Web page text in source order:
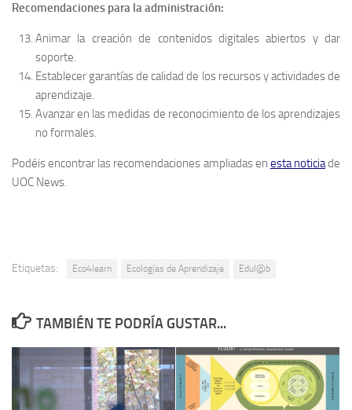
Recomendaciones para la administración:
Animar la creación de contenidos digitales abiertos y dar
soporte.
Establecer garantías de calidad de los recursos y actividades de
aprendizaje.
Avanzar en las medidas de reconocimiento de los aprendizajes
no formales.
Podéis encontrar las recomendaciones ampliadas en esta noticiade
UOC News.
Etiquetas: Eco4learn Ecologías de Aprendizaje Edul@b
TAMBIÉN TE PODRÍA GUSTAR...